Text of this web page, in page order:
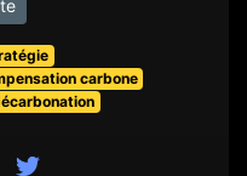
carbone